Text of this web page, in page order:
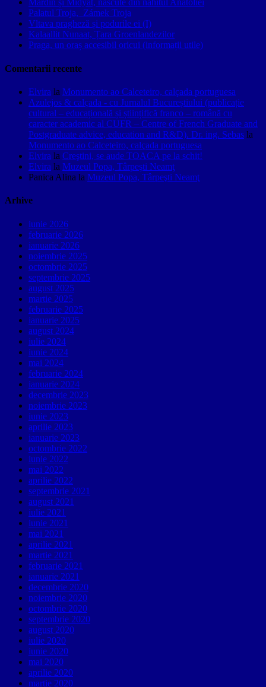
Mardin și Midyat, născute din nahitul Anatoliei
Palatul Troja, Zámek Troja
Vltava pragheză și podurile ei (I)
Kalaallit Nunaat, Țara Groenlandezilor
Praga, un oraș accesibil oricui (informații utile)
Comentarii recente
Elvira la Monumento ao Calceteiro, calçada portuguesa
Azulejos & calçada - cu Jurnalul Bucureștiului (publicație
cultural – educațională și științifică franco – română cu
caracter academic al CUFR – Centre of French Graduate and
Postgraduate advice, education and R&D). Dr. ing. Sebas la
Monumento ao Calceteiro, calçada portuguesa
Elvira la Creştini, se aude TOACA pe la schit!
Elvira la Muzeul Popa, Târpeşti Neamţ
Panica Alina la Muzeul Popa, Târpeşti Neamţ
Arhive
iunie 2026
februarie 2026
ianuarie 2026
noiembrie 2025
octombrie 2025
septembrie 2025
august 2025
martie 2025
februarie 2025
ianuarie 2025
august 2024
iulie 2024
iunie 2024
mai 2024
februarie 2024
ianuarie 2024
decembrie 2023
noiembrie 2023
iunie 2023
aprilie 2023
ianuarie 2023
octombrie 2022
iunie 2022
mai 2022
aprilie 2022
septembrie 2021
august 2021
iulie 2021
iunie 2021
mai 2021
aprilie 2021
martie 2021
februarie 2021
ianuarie 2021
decembrie 2020
noiembrie 2020
octombrie 2020
septembrie 2020
august 2020
iulie 2020
iunie 2020
mai 2020
aprilie 2020
martie 2020